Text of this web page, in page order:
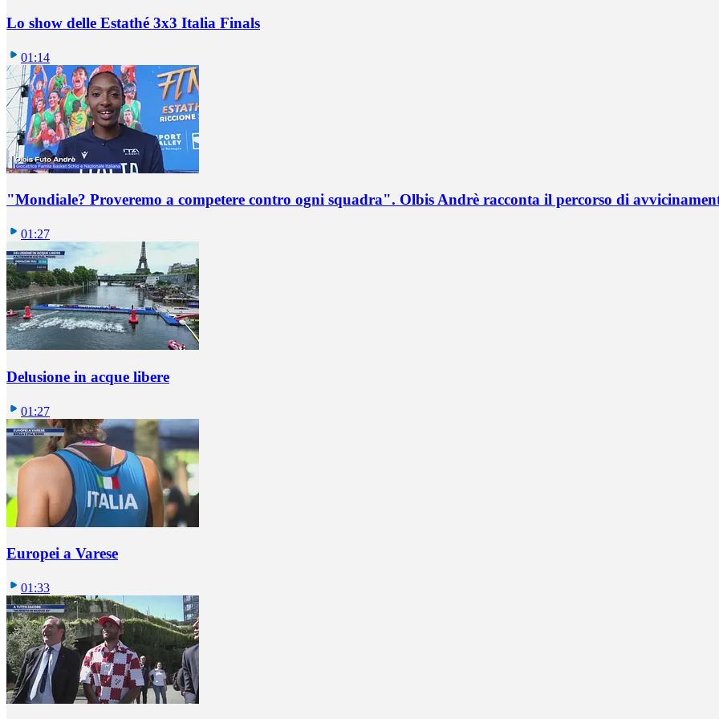
Lo show delle Estathé 3x3 Italia Finals
01:14
"Mondiale? Proveremo a competere contro ogni squadra". Olbis Andrè racconta il percorso di
01:27
Delusione in acque libere
01:27
Europei a Varese
01:33